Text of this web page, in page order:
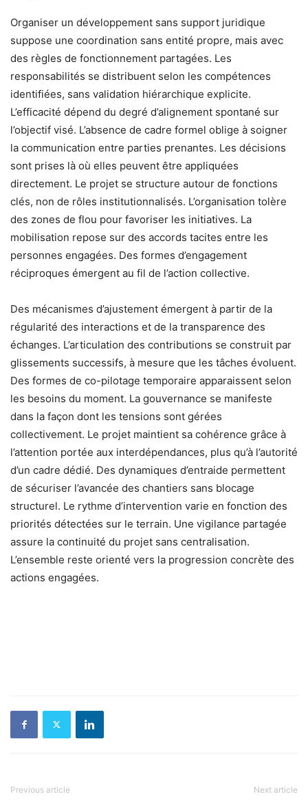
Organiser un développement sans support juridique
suppose une coordination sans entité propre, mais avec
des règles de fonctionnement partagées. Les
responsabilités se distribuent selon les compétences
identifiées, sans validation hiérarchique explicite.
L’efficacité dépend du degré d’alignement spontané sur
l’objectif visé. L’absence de cadre formel oblige à soigner
la communication entre parties prenantes. Les décisions
sont prises là où elles peuvent être appliquées
directement. Le projet se structure autour de fonctions
clés, non de rôles institutionnalisés. L’organisation tolère
des zones de flou pour favoriser les initiatives. La
mobilisation repose sur des accords tacites entre les
personnes engagées. Des formes d’engagement
réciproques émergent au fil de l’action collective.
Des mécanismes d’ajustement émergent à partir de la
régularité des interactions et de la transparence des
échanges. L’articulation des contributions se construit par
glissements successifs, à mesure que les tâches évoluent.
Des formes de co-pilotage temporaire apparaissent selon
les besoins du moment. La gouvernance se manifeste
dans la façon dont les tensions sont gérées
collectivement. Le projet maintient sa cohérence grâce à
l’attention portée aux interdépendances, plus qu’à l’autorité
d’un cadre dédié. Des dynamiques d’entraide permettent
de sécuriser l’avancée des chantiers sans blocage
structurel. Le rythme d’intervention varie en fonction des
priorités détectées sur le terrain. Une vigilance partagée
assure la continuité du projet sans centralisation.
L’ensemble reste orienté vers la progression concrète des
actions engagées.
Previous article Next article